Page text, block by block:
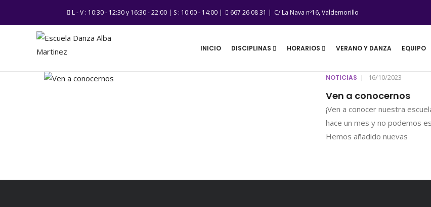
L - V : 10:30 - 12:30 y 16:30 - 22:00 | S : 10:00 - 14:00 | 667 26 08 31 | C/ La Nava nº16, Valdemorillo
INICIO DISCIPLINAS HORARIOS VERANO Y DANZA EQUIPO
NOTICIAS | 16/10/2023
Ven a conocernos
¡Ven a conocer nuestra
hace un mes y no podemos
Hemos añadido nuevas